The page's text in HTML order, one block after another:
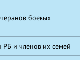
боевых
РБ и членов их семей